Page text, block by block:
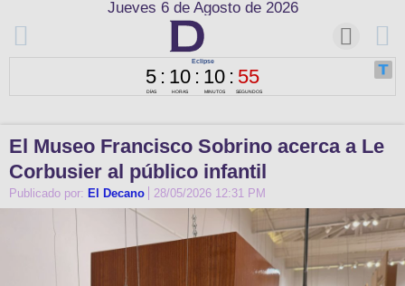
Jueves 6 de Agosto de 2026
El Museo Francisco Sobrino acerca a Le
Corbusier al público infantil
Publicado por: El Decano 28/05/2026 12:31 PM